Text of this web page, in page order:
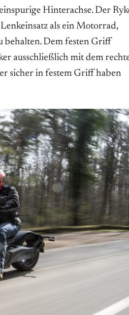
Hinterachse. Der
als ein Motorrad,
behalten. Dem festen Griff
ausschließlich mit dem
sicher in festem Griff haben